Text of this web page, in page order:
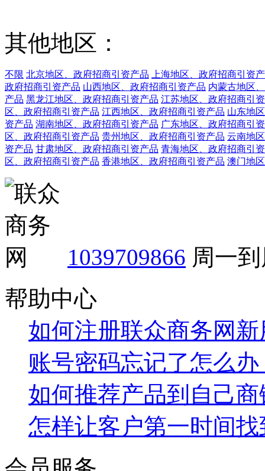
其他地区：
不限 北京地区、政府招商引资产品
上海地区、政府招商引资
政府招商引资产品 山西地区、政府招商引资产品 内蒙古地区
产品 黑龙江地区、政府招商引资产品 江苏地区、政府招商引
区、政府招商引资产品 江西地区、政府招商引资产品 山东地
资产品 湖南地区、政府招商引资产品 广东地区、政府招商引
区、政府招商引资产品 贵州地区、政府招商引资产品 云南地
资产品 甘肃地区、政府招商引资产品 青海地区、政府招商引
区、政府招商引资产品 香港地区、政府招商引资产品 澳门地
1039709866 周一
帮助中心
如何注册联众商务网
账号密码忘记了怎么办
如何推荐产品到自己
怎样让客户第一时间